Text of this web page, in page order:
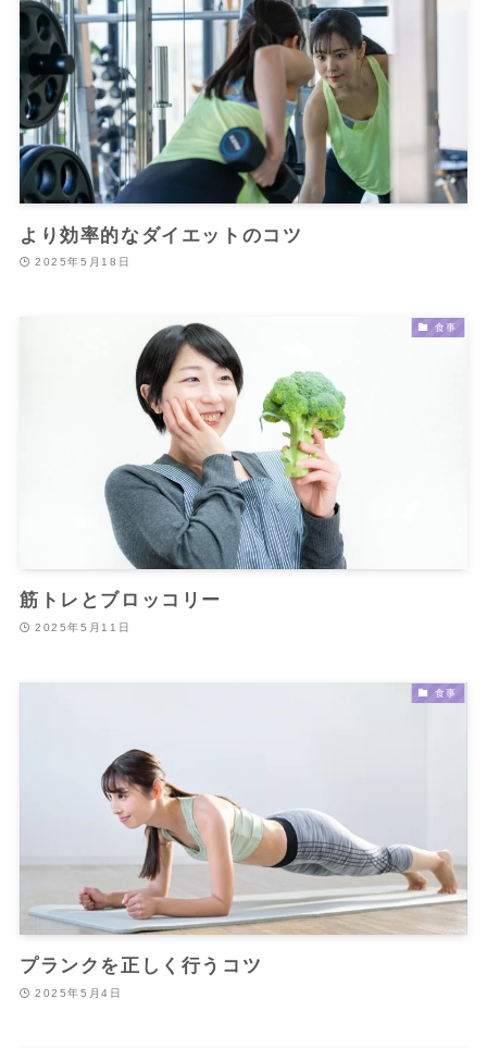
より効率的なダイエットのコツ
2025年5月18日
食事
筋トレとブロッコリー
2025年5月11日
食事
プランクを正しく行うコツ
2025年5月4日